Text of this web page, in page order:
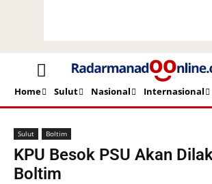
Home Sulut Nasional Internasional
Beranda Sulut Boltim
Sulut Boltim
KPU Besok PSU Akan
Boltim